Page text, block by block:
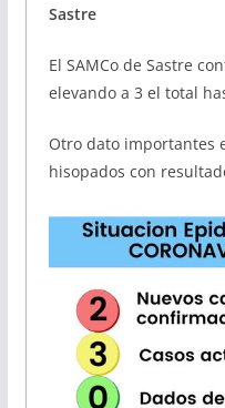
Sastre
El SAMCo de Sastre
elevando a 3 el total
Otro dato importantes
hisopados con